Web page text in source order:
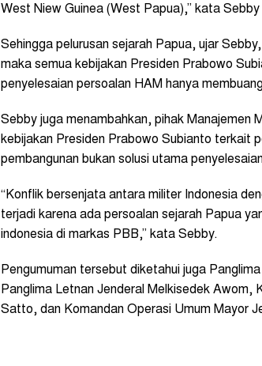
West Niew Guinea (West Papua),” kata Sebby
Sehingga pelurusan sejarah Papua, ujar
maka semua kebijakan Presiden Prabowo
penyelesaian persoalan HAM hanya
Sebby juga menambahkan, pihak Manajemen
kebijakan Presiden Prabowo Subianto terkait
pembangunan bukan solusi utama
“Konflik bersenjata antara militer Indonesia
terjadi karena ada persoalan sejarah Papua
indonesia di markas PBB,” kata Sebby.
Pengumuman tersebut diketahui juga
Panglima Letnan Jenderal Melkisedek Awom,
Satto, dan Komandan Operasi Umum Mayor